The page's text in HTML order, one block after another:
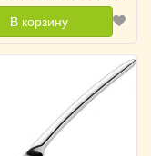
В корзину